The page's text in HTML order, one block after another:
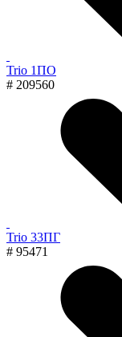
Trio 1ПО
# 209560
Trio 33ПГ
# 95471